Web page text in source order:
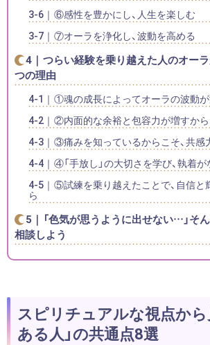
⑥感性を豊かにし、人生を楽しむ
⑦オーラを浄化し、波動を高める
つらい経験を乗り越えた人のオー
つの理由
①魂の成長によってオーラの波動
②内面的な余裕と包容力が増すから
③痛みを知っているからこそ、共感
④「手放し」の大切さを学び、執着
⑤試練を乗り越えたことで、自信と
ら
「色気が思うように出せない…」そ
相談しよう
スピリチュアルな視点から
ある人」の共通点8選